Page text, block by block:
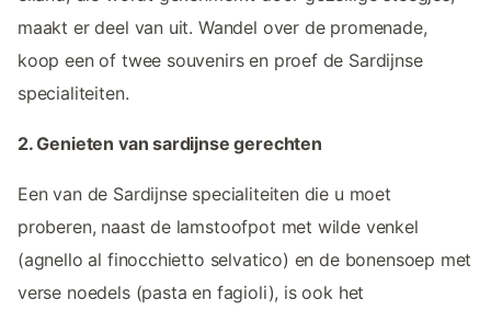
maakt er deel van uit. Wandel over de promenade,
koop een of twee souvenirs en proef de Sardijnse
specialiteiten.
2. Genieten van sardijnse gerechten
Een van de Sardijnse specialiteiten die u moet
proberen, naast de lamstoofpot met wilde venkel
(agnello al finocchietto selvatico) en de bonensoep met
verse noedels (pasta en fagioli), is ook het